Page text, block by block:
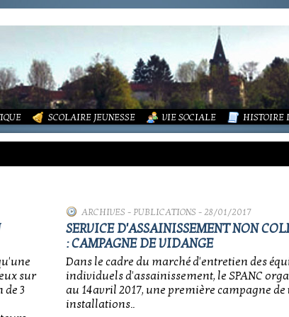
SCOLAIRE JEUNESSE VIE SOCIALE HISTOIRE
sur
3
ARCHIVES - PUBLICATIONS - 28/01/2017
SERVICE D'ASSAINISSEMENT NON
: CAMPAGNE DE VIDANGE
Dans le cadre du marché d'entretien des
individuels d'assainissement, le SPANC
au 14avril 2017, une première campagne de
installations..
MÉNAGÈRES ET ASSAINISSEMENT
ASSOCIATIONS
PAROISSIAL
ECOLE PUBLIQUE - INFORMATIONS
PÔLE ENFANCE
ECOLE PRIVÉE
ACTION SOCIALE
LA PETITE
PHOTOS